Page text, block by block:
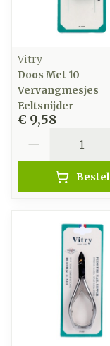
Vitry
Doos Met 10
Vervangmesjes
Eeltsnijder
€ 9,58
Bestel